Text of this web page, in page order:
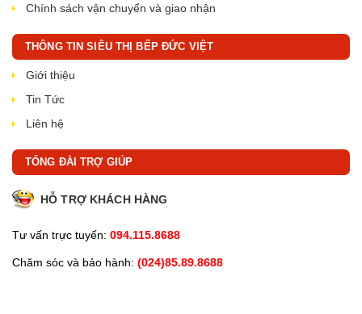
Chính sách vận chuyển và giao nhận
THÔNG TIN SIÊU THỊ BẾP ĐỨC VIỆT
Giới thiệu
Tin Tức
Liên hệ
TỔNG ĐÀI TRỢ GIÚP
HỖ TRỢ KHÁCH HÀNG
Tư vấn trực tuyến: 094.115.8688
Chăm sóc và bảo hành: (024)85.89.8688